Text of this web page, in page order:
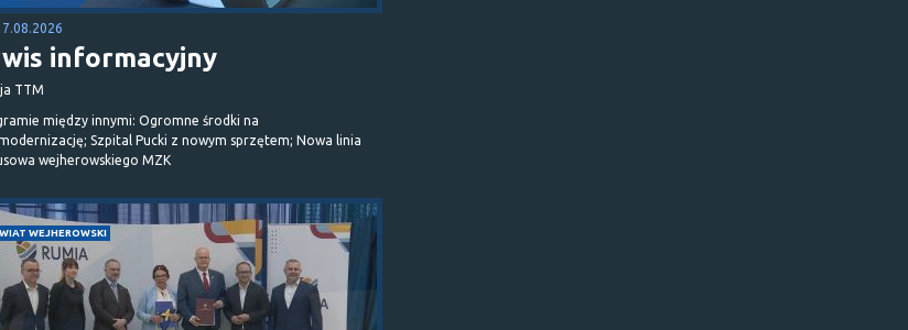
informacyjny
TTM
między innymi: Ogromne środki na
Szpital Pucki z nowym sprzętem; Nowa linia
wejherowskiego MZK
WEJHEROWSKI